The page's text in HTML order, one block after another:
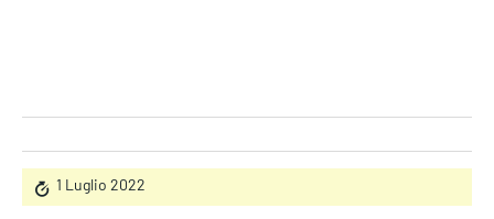
1 Luglio 2022